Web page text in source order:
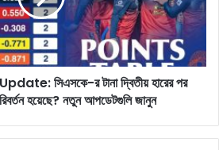
সিএসকে-র টানা দ্বিতীয় হারের পর
হয়েছে? নতুন আপডেটগুলি জানুন